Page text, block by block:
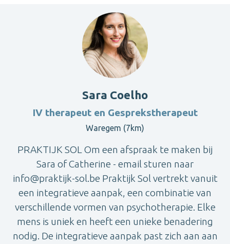
Sara Coelho
IV therapeut en Gesprekstherapeut
Waregem (7km)
PRAKTIJK SOL Om een afspraak te maken bij
Sara of Catherine - email sturen naar
info@praktijk-sol.be Praktijk Sol vertrekt vanuit
een integratieve aanpak, een combinatie van
verschillende vormen van psychotherapie. Elke
mens is uniek en heeft een unieke benadering
nodig. De integratieve aanpak past zich aan aan